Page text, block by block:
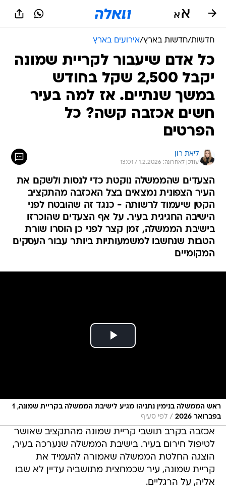
חדשות/חדשות בארץ/אירועים בארץ
כל אדם שיעבור לקריית שמונה
יקבל 2,500 שקל בחודש
במשך שנתיים. אז למה בעיר
חשים אכזבה קשה? כל
הפרטים
ליאת רון
עודכן לאחרונה: 1.2.2026 / 13:01
הצעדים שהממשלה נוקטת כדי לנסות ולשקם את
העיר הצפונית נמצאים בצל האכזבה מהתקציב
הקטן שיעמוד לרשותה - כנגד זה שהובטח לפני
הישיבה החגיגית בעיר. על אף הצעדים שהוכרזו
בישיבת הממשלה, זמן קצר לפני כן הוסרו שורת
הטבות שנחשבו למשמעותיות ביותר עבור העסקים
המקומיים
ראש הממשלה בנימין נתניהו מגיע לישיבת הממשלה בקריית שמונה, 1
בפברואר 2026
/ לפי סעיף
אכזבה בקרב תושבי קריית שמונה מהתקציב שאושר
לטיפול חירום בעיר. בישיבת הממשלה שנערכה בעיר,
הוצגה החלטת הממשלה שאמורה להעמיד את
קריית שמונה, עיר שכמחצית מתושביה עדיין לא שבו
אליה, על הרגליים.